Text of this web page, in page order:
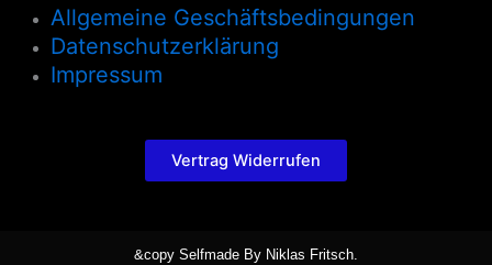
Allgemeine Geschäftsbedingungen
Datenschutzerklärung
Impressum
Vertrag Widerrufen
&copy Selfmade By Niklas Fritsch.